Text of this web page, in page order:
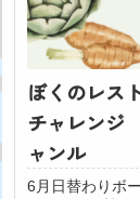
ぼくのレ
チャレンジ
ャンル
6月日替わりボ